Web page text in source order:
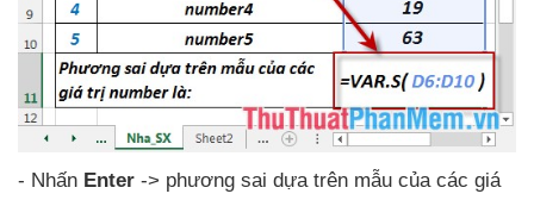
- Nhấn Enter -> phương sai dựa trên mẫu của các giá